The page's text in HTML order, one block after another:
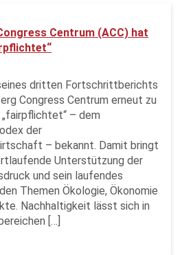
Centrum (ACC) hat
dritten Fortschrittberichts
Congress Centrum erneut zu
– dem
der
– bekannt. Damit bringt
Unterstützung der
und sein laufendes
Themen Ökologie, Ökonomie
Nachhaltigkeit lässt sich in
[…]